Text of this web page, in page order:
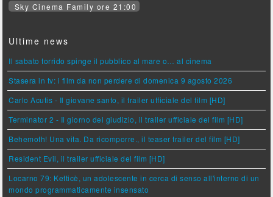
Sky Cinema Family ore 21:00
Ultime news
Il sabato torrido spinge il pubblico al mare o… al cinema
Stasera in tv: i film da non perdere di domenica 9 agosto 2026
Carlo Acutis - Il giovane santo, il trailer ufficiale del film [HD]
Terminator 2 - Il giorno del giudizio, il trailer ufficiale del film [HD]
Behemoth! Una vita. Da ricomporre., il teaser trailer del film [HD]
Resident Evil, il trailer ufficiale del film [HD]
Locarno 79: Ketticè, un adolescente in cerca di senso all'interno di un
mondo programmaticamente insensato